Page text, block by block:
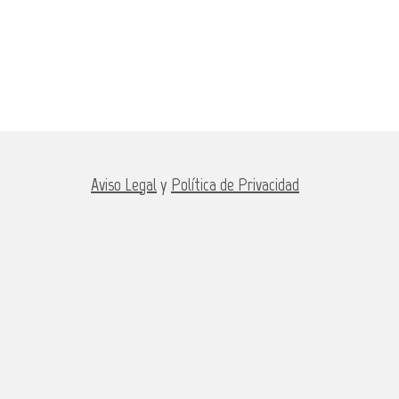
Aviso Legaly Política de Privacidad